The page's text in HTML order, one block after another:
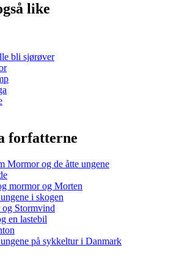
like
bli sjørøver
forfatterne
Mormor og de åtte ungene
mormor og Morten
i skogen
Stormvind
en lastebil
på sykkeltur i Danmark